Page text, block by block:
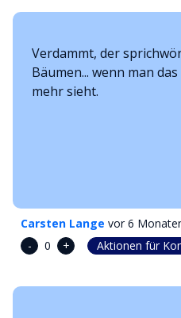
Verdammt, der
Bäumen... wenn man
mehr sieht.
Carsten Lange vor 6
-
0 + Aktionen für